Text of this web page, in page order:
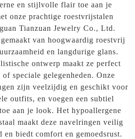
en stijlvolle flair toe aan je
onze prachtige roestvrijstalen
Tianzuan Jewelry Co., Ltd.
van hoogwaardig roestvrij
en langdurige glans.
ontwerp maakt ze perfect
speciale gelegenheden. Onze
zijn veelzijdig en geschikt voor
outfits, en voegen een subtiel
aan je look. Het hypoallergene
maakt deze navelringen veilig
biedt comfort en gemoedsrust.